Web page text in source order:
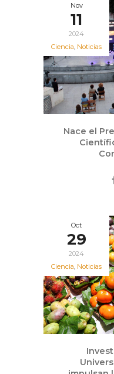
Nov
11
2024
Ciencia, Noticias
Nace el
Oct
29
2024
Ciencia, Noticias